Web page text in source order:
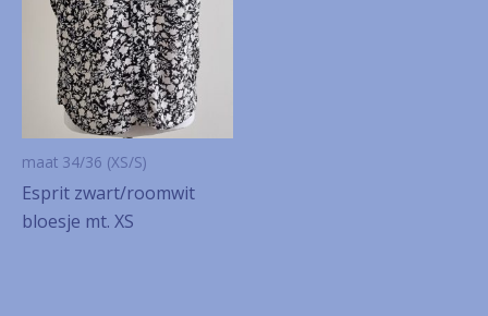
maat 34/36 (XS/S)
Esprit zwart/roomwit
bloesje mt. XS